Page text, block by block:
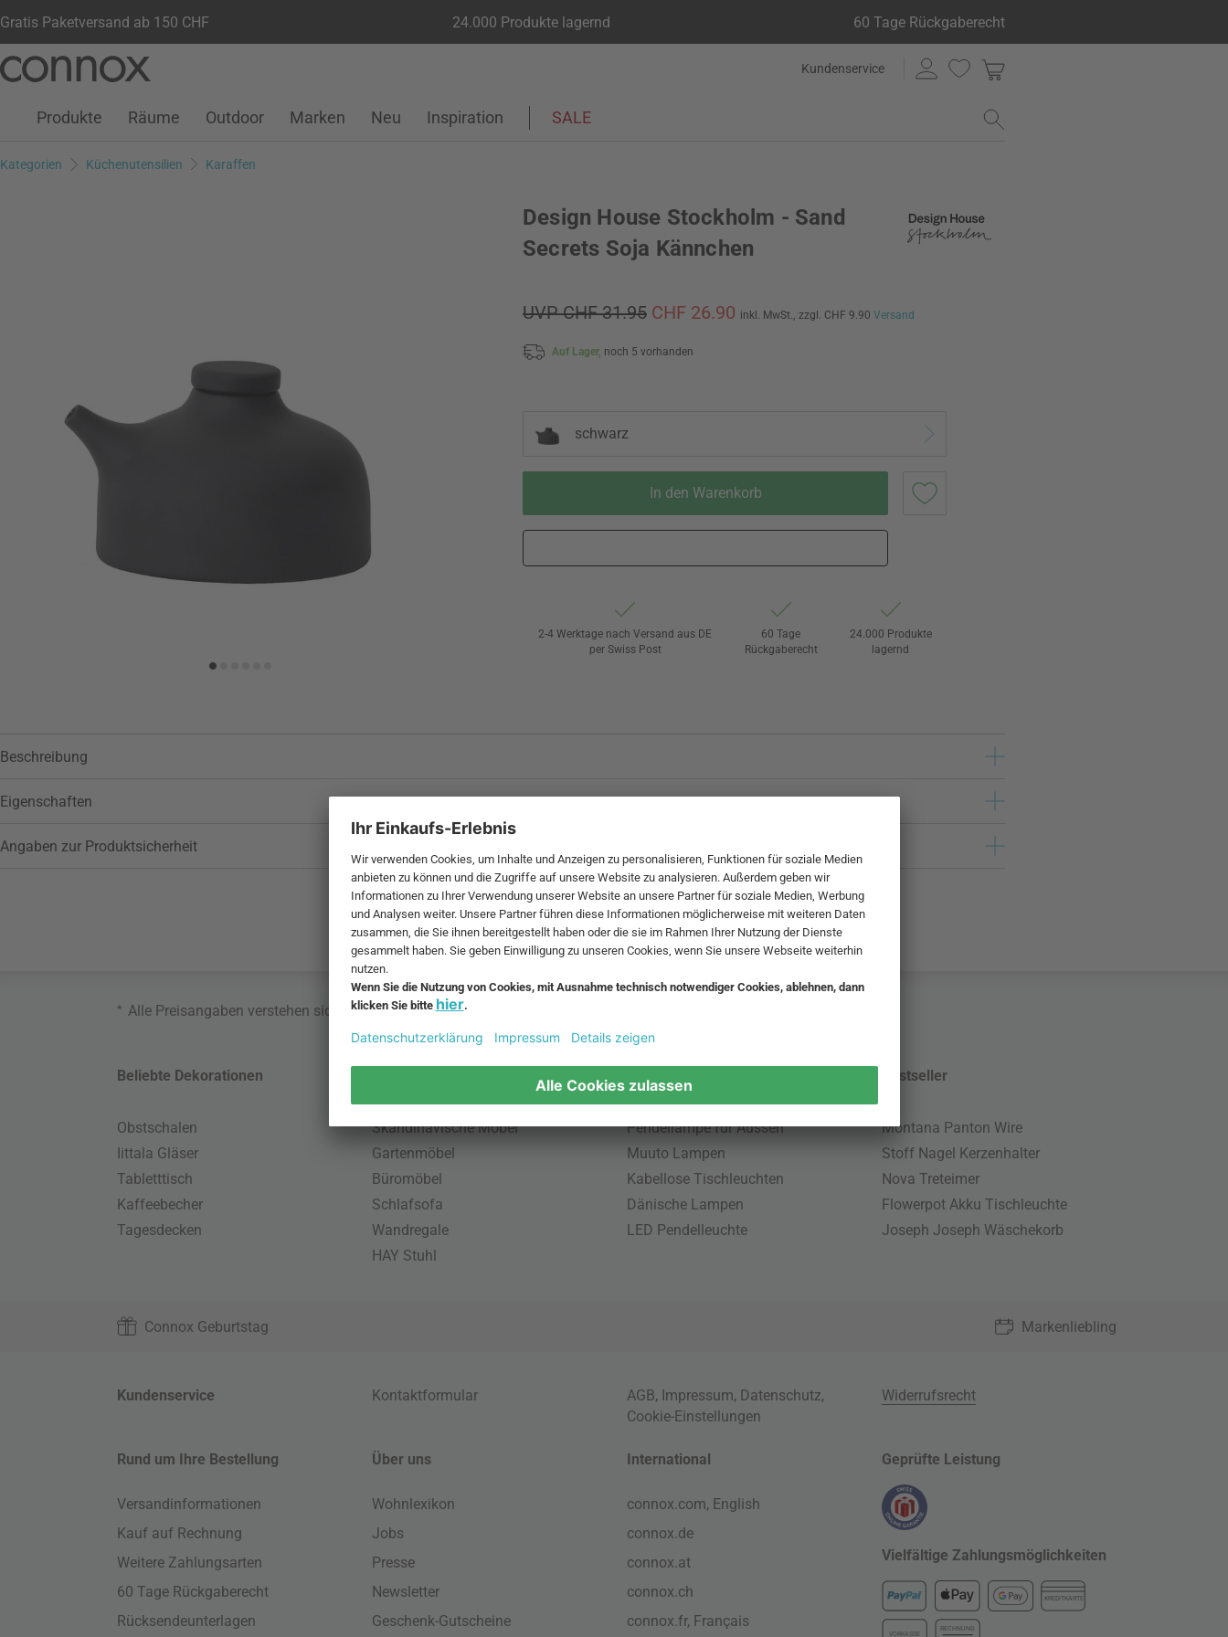
Gratis Paketversand ab 150 CHF 24.000 Produkte lagernd 60 Tage Rückgaberecht
Seiteninhalt
Suchfeld
Kundenservice
Kundenkonto
Wunschliste
Warenkorb
Produkte Räume Outdoor Marken Neu Inspiration SALE
Kategorien Küchenutensilien Karaffen
Design House Stockholm - Sand
Secrets Soja Kännchen
UVP CHF 31.95 CHF 26.90 inkl. MwSt., zzgl. CHF 9.90 Versand
Auf Lager, noch 5 vorhanden
schwarz
In den Warenkorb
2-4 Werktage nach Versand aus DE
per Swiss Post
60 Tage
Rückgaberecht
24.000 Produkte
lagernd
Beschreibung
Eigenschaften
Angaben zur Produktsicherheit
* Alle Preisangaben verstehen sich inklusive MwSt. und zzgl.
Beliebte Dekorationen
Obstschalen
Iittala Gläser
Tabletttisch
Kaffeebecher
Tagesdecken
Skandinavische Möbel
Gartenmöbel
Büromöbel
Schlafsofa
Wandregale
HAY Stuhl
Beliebte Leuchten
Pendellampe für Aussen
Muuto Lampen
Kabellose Tischleuchten
Dänische Lampen
LED Pendelleuchte
Bestseller
Montana Panton Wire
Stoff Nagel Kerzenhalter
Nova Treteimer
Flowerpot Akku Tischleuchte
Joseph Joseph Wäschekorb
Connox Geburtstag Markenliebling
Kundenservice Kontaktformular AGB, Impressum, Datenschutz,
Cookie-Einstellungen
Widerrufsrecht
Rund um Ihre Bestellung
Versandinformationen
Kauf auf Rechnung
Weitere Zahlungsarten
60 Tage Rückgaberecht
Rücksendeunterlagen
Über uns
Wohnlexikon
Jobs
Presse
Newsletter
Geschenk-Gutscheine
International
connox.com, English
connox.de
connox.at
connox.ch
connox.fr, Français
Geprüfte Leistung
Vielfältige Zahlungsmöglichkeiten
KREDITKARTE
VORKASSE
RECHNUNG